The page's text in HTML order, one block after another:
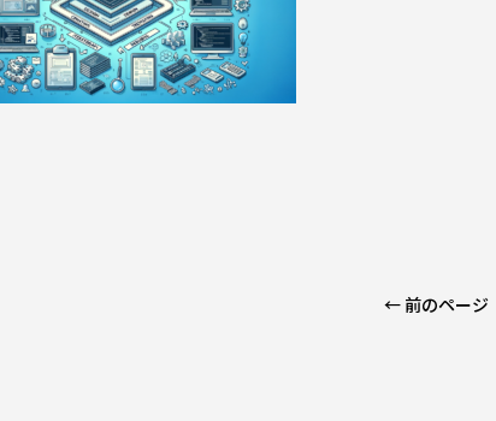
← 前のページ